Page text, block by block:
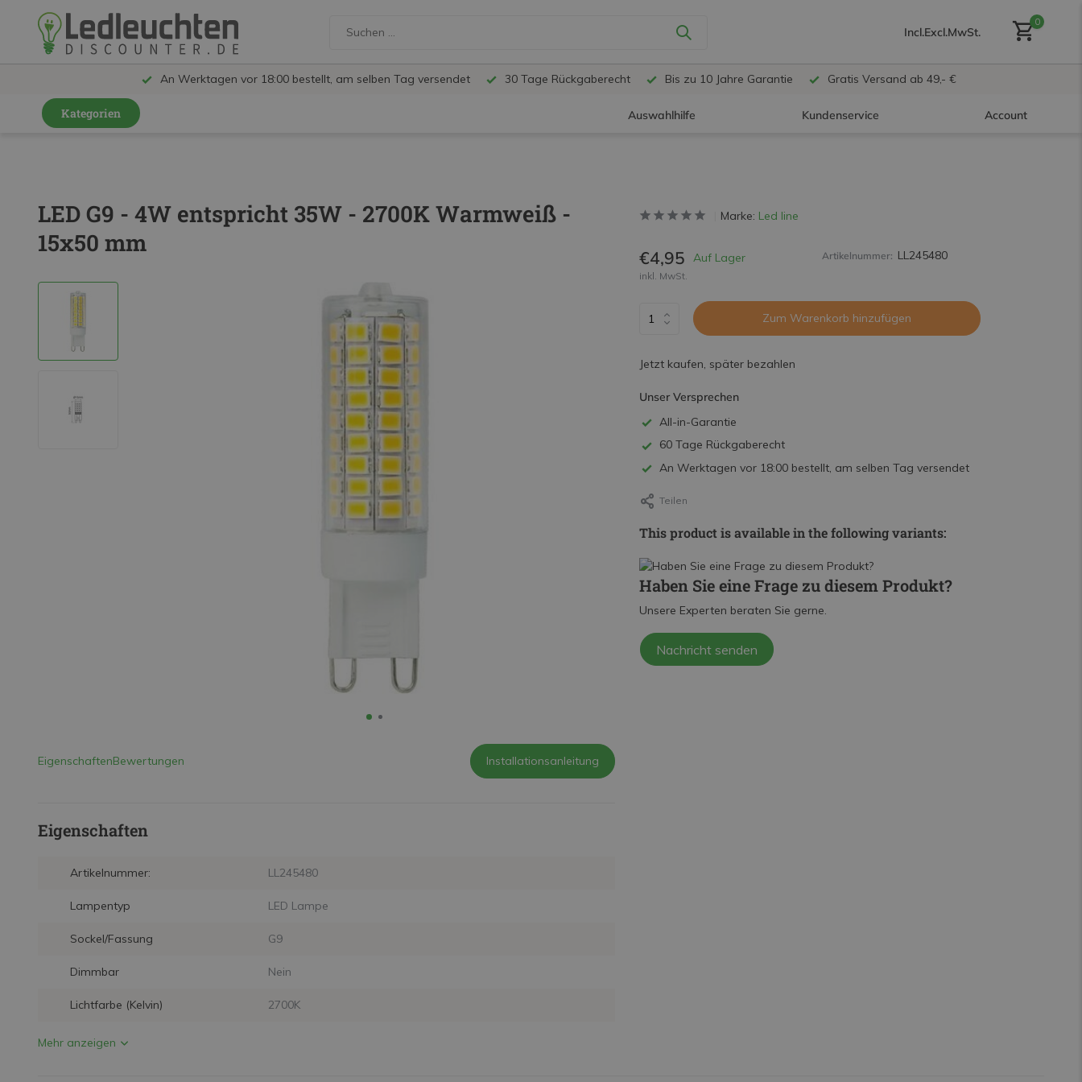
Incl.Excl.MwSt.
0
An Werktagen vor 18:00 bestellt, am selben Tag versendet 30 Tage Rückgaberecht Bis zu 10 Jahre Garantie Gratis Versand ab 49,- €
Kategorien Auswahlhilfe Kundenservice Account
Benutzerkonto
LED Schienensystem Lampen
Innenleuchten
Feuchtraumleuchten IP65
LED G9 - 4W entspricht 35W - 2700K Warmweiß -
15x50 mm
EigenschaftenBewertungen Installationsanleitung
Eigenschaften
Artikelnummer: LL245480
Lampentyp LED Lampe
Sockel/Fassung G9
Dimmbar Nein
Lichtfarbe (Kelvin) 2700K
Mehr anzeigen
Marke: Led line
€4,95 Auf Lager
inkl. MwSt.
Artikelnummer: LL245480
Zum Warenkorb hinzufügen
Jetzt kaufen, später bezahlen
Unser Versprechen
All-in-Garantie
60 Tage Rückgaberecht
An Werktagen vor 18:00 bestellt, am selben Tag versendet
Teilen
This product is available in the following variants:
Haben Sie eine Frage zu diesem Produkt?
Unsere Experten beraten Sie gerne.
Nachricht senden